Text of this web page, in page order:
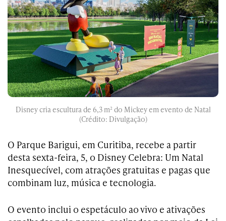
Disney cria escultura de 6,3 m² do Mickey em evento de Natal
(Crédito: Divulgação)
O Parque Barigui, em Curitiba, recebe a partir
desta sexta-feira, 5, o Disney Celebra: Um Natal
Inesquecível, com atrações gratuitas e pagas que
combinam luz, música e tecnologia.
O evento inclui o espetáculo ao vivo e ativações